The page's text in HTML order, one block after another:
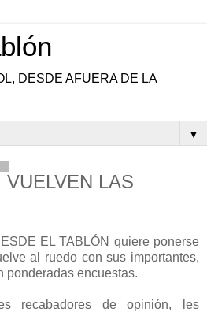
DESDE AFUERA DE LA
▼
VUELVEN LAS
EL TABLÓN quiere ponerse
al ruedo con sus importantes,
ponderadas encuestas.
recabadores de opinión, les